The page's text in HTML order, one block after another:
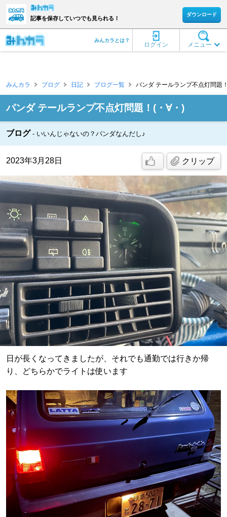
記事を保存していつでも見られる！
ダウンロード
メニュー
ログイン
みんカラとは？
みんカラ ブログ 日記 ブログ一覧 パンダ テールランプ不点灯問題
パンダ テールランプ不点灯問題！(・∀・)
ブログ いいんじゃないの？パンダなんだし♪
2023年3月28日 クリップ
日が長くなってきましたが、それでも通勤では行きか帰
り、どちらかでライトは使います